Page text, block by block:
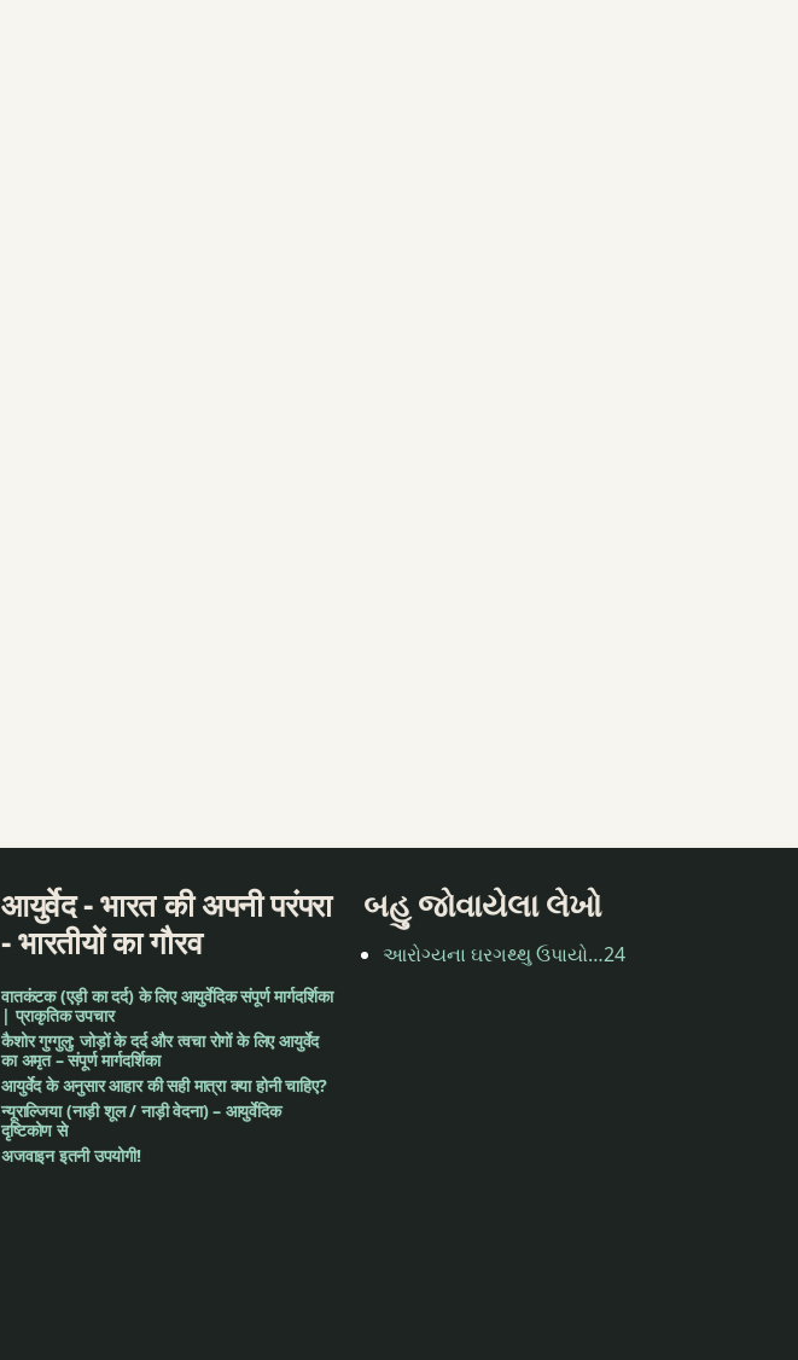
आयुर्वेद - भारत की अपनी परंपरा
- भारतीयों का गौरव
वातकंटक (एड़ी का दर्द) के लिए आयुर्वेदिक संपूर्ण मार्गदर्शिका
| प्राकृतिक उपचार
कैशोर गुग्गुलु: जोड़ों के दर्द और त्वचा रोगों के लिए आयुर्वेद
का अमृत – संपूर्ण मार्गदर्शिका
आयुर्वेद के अनुसार आहार की सही मात्रा क्या होनी चाहिए?
न्यूराल्जिया (नाड़ी शूल / नाड़ी वेदना) – आयुर्वेदिक
दृष्टिकोण से
अजवाइन इतनी उपयोगी!
બહુ જોવાયેલા લેખો
આરોગ્યના ઘરગથ્થુ ઉપાયો…24